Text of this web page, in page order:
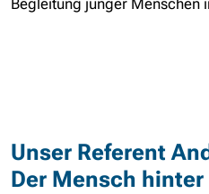
Unser Referent
Der Mensch